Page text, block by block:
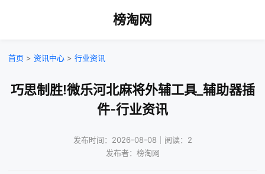
榜淘网
首页 > 资讯中心 > 行业资讯
巧思制胜!微乐河北麻将外辅工具_辅助器插
件-行业资讯
发布时间：2026-08-08｜阅读：2
发布者：榜淘网